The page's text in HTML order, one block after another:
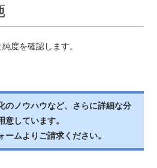
度を確認します。
のノウハウなど、さらに詳細な分
しています。
ムよりご請求ください。